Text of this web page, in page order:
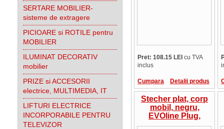
SERTARE MOBILIER-
sisteme de extragere
PICIOARE si ROTILE pentru
MOBILIER
ILUMINAT DECORATIV
mobilier
PRIZE si ACCESORII
electrice, MULTIMEDIA, IT
LIFTURI ELECTRICE
INCORPORABILE PENTRU
TELEVIZOR
Pret: 108.15 LEI cu TVA
inclus
Cumpara Detalii produs
Stecher plat, corp
mobil, negru,
EVOline Plug,
250V, 16A, Schulte